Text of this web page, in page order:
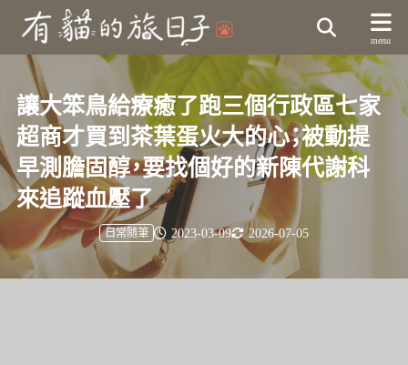
讓大笨鳥給療癒了跑三個行政區七家
超商才買到茶葉蛋火大的心；被動提
早測膽固醇，要找個好的新陳代謝科
來追蹤血壓了
2023-03-09 2026-07-05
日常隨筆